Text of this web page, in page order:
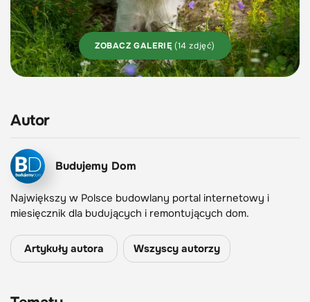
ZOBACZ GALERIĘ (14 zdjęć)
Autor
Budujemy Dom
Największy w Polsce budowlany portal internetowy i
miesięcznik dla budujących i remontujących dom.
Artykuły autora Wszyscy autorzy